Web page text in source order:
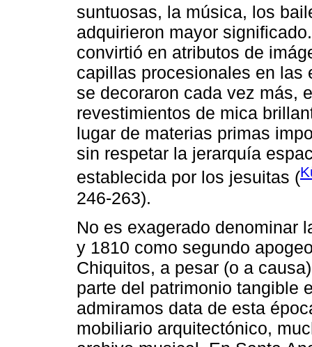
suntuosas, la música, los
adquirieron mayor
convirtió en atributos de
capillas procesionales en
se decoraron cada vez más,
revestimientos de mica
lugar de materias primas
sin respetar la jerarquía
establecida por los jesuitas (
246-263).
No es exagerado denominar
y 1810 como segundo
Chiquitos, a pesar (o a
parte del patrimonio tangible
admiramos data de esta
mobiliario arquitectónico,